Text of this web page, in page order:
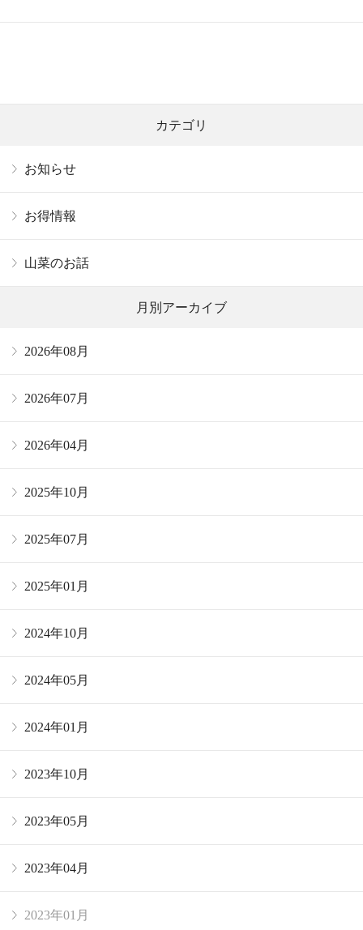
カテゴリ
お知らせ
お得情報
山菜のお話
月別アーカイブ
2026年08月
2026年07月
2026年04月
2025年10月
2025年07月
2025年01月
2024年10月
2024年05月
2024年01月
2023年10月
2023年05月
2023年04月
2023年01月